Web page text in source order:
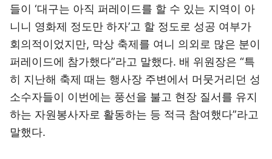
들이 ‘대구는 아직 퍼레이드를 할 수 있는 지역이 아
니니 영화제 정도만 하자’고 할 정도로 성공 여부가
회의적이었지만, 막상 축제를 여니 의외로 많은 분이
퍼레이드에 참가했다”라고 말했다. 배 위원장은 “특
히 지난해 축제 때는 행사장 주변에서 머뭇거리던 성
소수자들이 이번에는 풍선을 불고 현장 질서를 유지
하는 자원봉사자로 활동하는 등 적극 참여했다”라고
말했다.